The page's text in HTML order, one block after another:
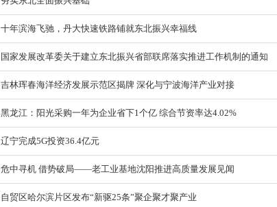
十年滨海飞驰，丹大快速铁路铺就东北振兴幸福线
国家发展改革委关于建立东北振兴省部联席落实推进工作机制的通知
吉林珲春海洋经济发展示范区揭牌 深化与宁波海洋产业对接
黑龙江：阳光采购一年为企业省下1个亿 综合节资率达4.02%
辽宁完成5G投资36.4亿元
危中寻机 借势破局——老工业基地沈阳推进高质量发展见闻
自贸区哈尔滨片区发布“新驱25条”聚企聚才聚产业